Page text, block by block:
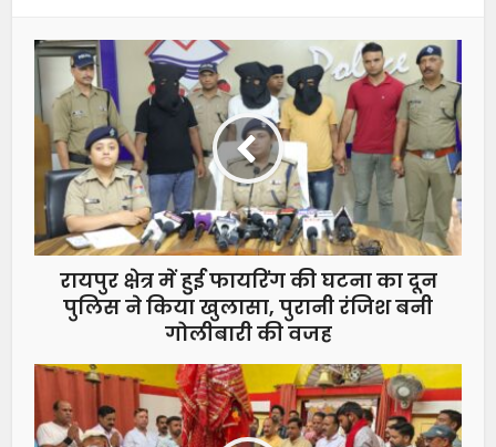
रायपुर क्षेत्र में हुई फायरिंग की घटना का दून
पुलिस ने किया खुलासा, पुरानी रंजिश बनी
गोलीबारी की वजह